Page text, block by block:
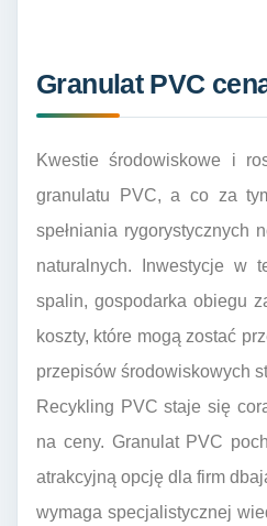
Granulat PVC
Kwestie środowiskowe i
granulatu PVC, a co za
spełniania rygorystycznych
naturalnych. Inwestycje w
spalin, gospodarka obiegu
koszty, które mogą zostać
przepisów środowiskowych
Recykling PVC staje się
na ceny. Granulat PVC
atrakcyjną opcję dla firm
wymaga specjalistycznej